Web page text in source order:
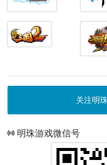
关注明
明珠游戏微信号